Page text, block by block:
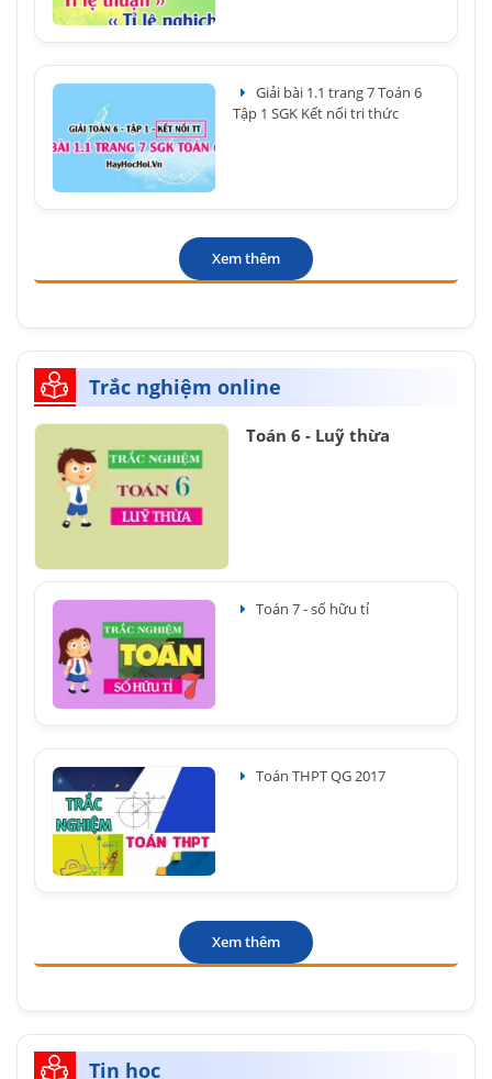
Giải bài 1.1 trang 7 Toán 6
Tập 1 SGK Kết nối tri thức
Xem thêm
Trắc nghiệm online
Toán 6 - Luỹ thừa
Toán 7 - số hữu tỉ
Toán THPT QG 2017
Xem thêm
Tin học